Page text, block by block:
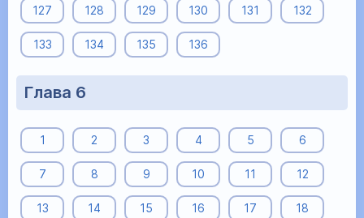
127 128 129 130 131 132
133 134 135 136
Глава 6
1 2 3 4 5 6
7 8 9 10 11 12
13 14 15 16 17 18